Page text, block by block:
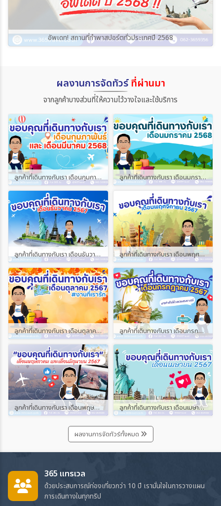
อัพเดท! สถานที่ทำพาสปอร์ตทั่วประเทศปี 2568
ผลงานการจัดทัวร์ที่ผ่านมา
จากลูกค้าบางส่วนที่ให้ความไว้วางใจและใช้บริการ
ลูกค้าที่เดินทางกับเรา เดือนกุมภาพันธ์ และเดือนมีนาคม 2568 ลูกค้าที่เดินทางกับเรา เดือนมกราคม 2568
ลูกค้าที่เดินทางกับเรา เดือนธันวาคม 2567 ลูกค้าที่เดินทางกับเรา เดือนพฤศจิกายน 2567
ลูกค้าที่เดินทางกับเรา เดือนตุลาคม 2567 ลูกค้าที่เดินทางกับเรา เดือนกรกฎาคม 2567
ลูกค้าที่เดินทางกับเรา เดือนพฤษภาคม และมิถุนายน 2567 ลูกค้าที่เดินทางกับเรา เดือนเมษายน 2567
ผลงานการจัดทัวร์ทั้งหมด
365 แทรเวล
ด้วยประสบการณ์ท่องเที่ยวกว่า 10 ปี เรามั่นใจในการวางแผน
การเดินทางในทุกทริป